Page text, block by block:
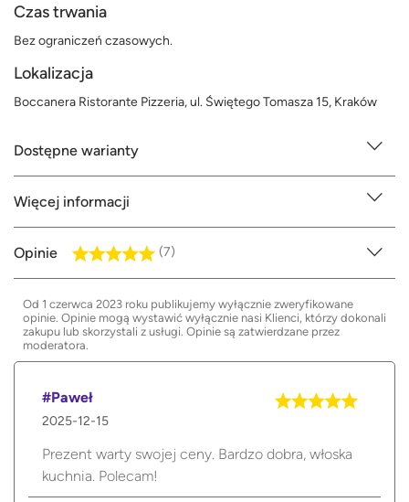
Czas trwania
Bez ograniczeń czasowych.
Lokalizacja
Boccanera Ristorante Pizzeria, ul. Świętego Tomasza 15, Kraków
Dostępne warianty
Więcej informacji
Opinie (7)
Od 1 czerwca 2023 roku publikujemy wyłącznie zweryfikowane
opinie. Opinie mogą wystawić wyłącznie nasi Klienci, którzy dokonali
zakupu lub skorzystali z usługi. Opinie są zatwierdzane przez
moderatora.
#Paweł
2025-12-15
Prezent warty swojej ceny. Bardzo dobra, włoska
kuchnia. Polecam!